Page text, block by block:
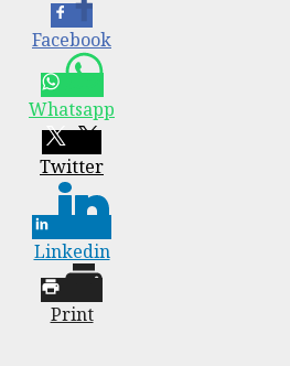
Facebook
Whatsapp
Twitter
Linkedin
Print